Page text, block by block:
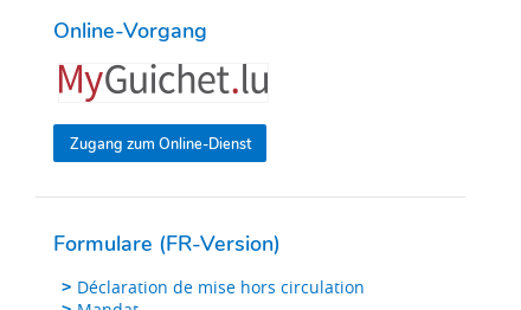
Online-Vorgang
Zugang zum Online-Dienst
Formulare (FR-Version)
Déclaration de mise hors circulation